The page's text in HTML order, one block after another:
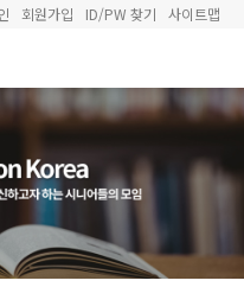
회원가입 ID/PW 찾기 사이트맵